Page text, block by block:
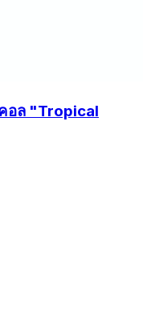
อล "Tropical